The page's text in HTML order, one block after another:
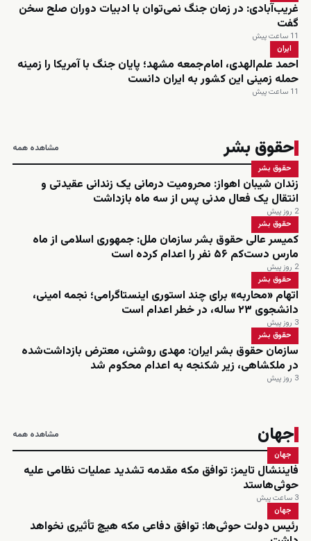
غریب‌آبادی: در زمان جنگ نمی‌توان با ادبیات دوران صلح سخن
گفت
11 ساعت پیش
ایران
احمد علم‌الهدی، امام‌جمعه مشهد؛ پایان جنگ با آمریکا را زمینه
حمله زمینی این کشور به ایران دانست
11 ساعت پیش
حقوق بشر مشاهده همه
حقوق بشر
زندان شیبان اهواز: محرومیت درمانی یک زندانی عقیدتی و
انتقال یک فعال مدنی پس از سه ماه بازداشت
2 روز پیش
حقوق بشر
کمیسر عالی حقوق بشر سازمان ملل: جمهوری اسلامی از ماه
مارس دست‌کم ۵۶ نفر را اعدام کرده است
2 روز پیش
حقوق بشر
اتهام «محاربه» برای چند استوری اینستاگرامی؛ نجمه امینی،
دانشجوی ۲۳ ساله، در خطر اعدام است
3 روز پیش
حقوق بشر
سازمان حقوق بشر ایران: مهدی روشنی، معترض بازداشت‌شده
در ملکشاهی، زیر شکنجه به اعدام محکوم شد
3 روز پیش
جهان مشاهده همه
جهان
فایننشال تایمز: توافق مکه مقدمه تشدید عملیات نظامی علیه
حوثی‌هاستد
3 ساعت پیش
جهان
رئیس دولت حوثی‌ها: توافق دفاعی مکه هیچ تأثیری نخواهد